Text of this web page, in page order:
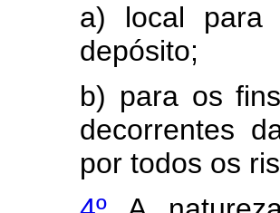
a) local para
depósito;
b) para os
decorrentes
por todos os